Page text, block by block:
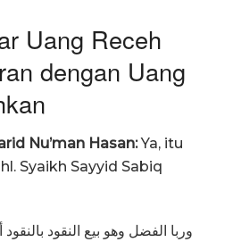
Uang Receh
dengan Uang
Nu’man Hasan:Ya, itu
Syaikh Sayyid Sabiq
وربا الفضل وهو بيع النقود